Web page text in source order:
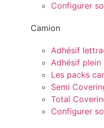
Configurer
Camion
Adhésif
Adhésif plein
Les packs
Semi
Total
Configurer